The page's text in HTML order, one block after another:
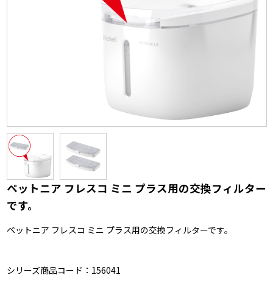
ペットニア フレスコ ミニ プラス用の交換フィルター
です。
ペットニア フレスコ ミニ プラス用の交換フィルターです。
シリーズ商品コード：156041